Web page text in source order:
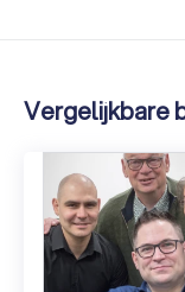
Vergelijkbare